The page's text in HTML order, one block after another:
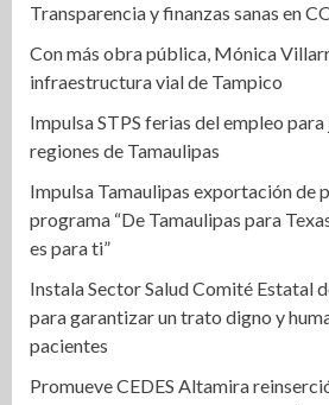
Transparencia y finanzas sanas en
Con más obra pública, Mónica
infraestructura vial de Tampico
Impulsa STPS ferias del empleo para
regiones de Tamaulipas
Impulsa Tamaulipas exportación de
programa “De Tamaulipas para
es para ti”
Instala Sector Salud Comité Estatal
para garantizar un trato digno y
pacientes
Promueve CEDES Altamira